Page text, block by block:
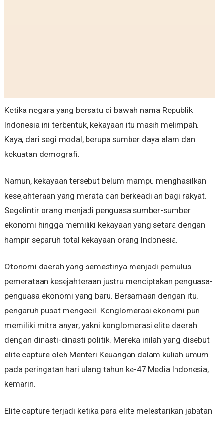
Ketika negara yang bersatu di bawah nama Republik
Indonesia ini terbentuk, kekayaan itu masih melimpah.
Kaya, dari segi modal, berupa sumber daya alam dan
kekuatan demografi.
Namun, kekayaan tersebut belum mampu menghasilkan
kesejahteraan yang merata dan berkeadilan bagi rakyat.
Segelintir orang menjadi penguasa sumber-sumber
ekonomi hingga memiliki kekayaan yang setara dengan
hampir separuh total kekayaan orang Indonesia.
Otonomi daerah yang semestinya menjadi pemulus
pemerataan kesejahteraan justru menciptakan penguasa-
penguasa ekonomi yang baru. Bersamaan dengan itu,
pengaruh pusat mengecil. Konglomerasi ekonomi pun
memiliki mitra anyar, yakni konglomerasi elite daerah
dengan dinasti-dinasti politik. Mereka inilah yang disebut
elite capture oleh Menteri Keuangan dalam kuliah umum
pada peringatan hari ulang tahun ke-47 Media Indonesia,
kemarin.
Elite capture terjadi ketika para elite melestarikan jabatan